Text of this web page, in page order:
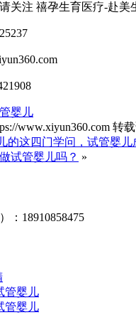
关注 禧孕生育医疗-赴美
婴儿
www.xiyun360.com 转
的这四门学问，试管婴儿
试管婴儿吗？ »
：18910858475
管婴儿
管婴儿